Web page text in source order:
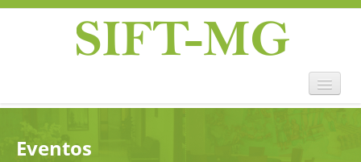
Sift-mg
Eventos